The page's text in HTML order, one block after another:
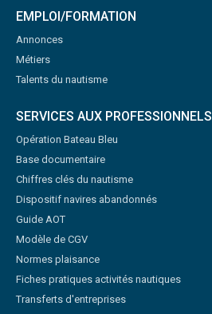
EMPLOI/FORMATION
Annonces
Métiers
Talents du nautisme
SERVICES AUX PROFESSIONNELS
Opération Bateau Bleu
Base documentaire
Chiffres clés du nautisme
Dispositif navires abandonnés
Guide AOT
Modèle de CGV
Normes plaisance
Fiches pratiques activités nautiques
Transferts d'entreprises